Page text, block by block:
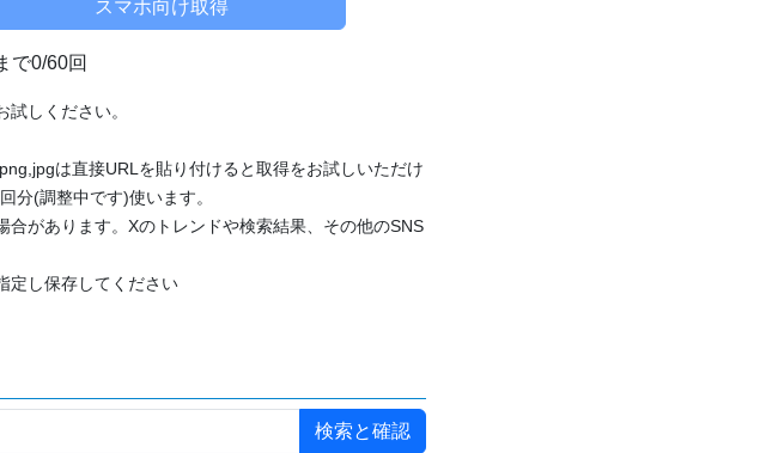
で0/60回
しください。
は直接URLを貼り付けると取得をお試しいただけ
分(調整中です)使います。
があります。Xのトレンドや検索結果、その他のSNS
定し保存してください